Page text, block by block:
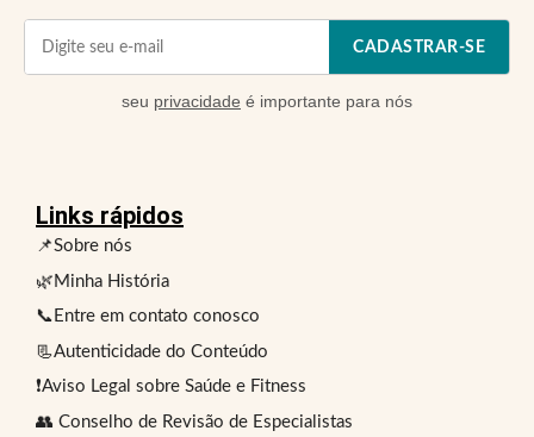
CADASTRAR-SE
seu privacidade é importante para nós
Links rápidos
📌Sobre nós
🌿Minha História
📞Entre em contato conosco
📃Autenticidade do Conteúdo
❗Aviso Legal sobre Saúde e Fitness
👥 Conselho de Revisão de Especialistas